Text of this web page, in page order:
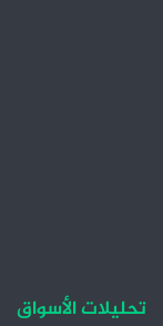
تحليلات الأسواق